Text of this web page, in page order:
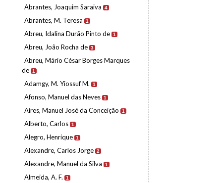
Abrantes, Joaquim Saraiva 4
Abrantes, M. Teresa 1
Abreu, Idalina Durão Pinto de 1
Abreu, João Rocha de 3
Abreu, Mário César Borges Marques
de 1
Adamgy, M. Yiossuf M. 1
Afonso, Manuel das Neves 1
Aires, Manuel José da Conceição 1
Alberto, Carlos 1
Alegro, Henrique 1
Alexandre, Carlos Jorge 2
Alexandre, Manuel da Silva 1
Almeida, A. F. 1